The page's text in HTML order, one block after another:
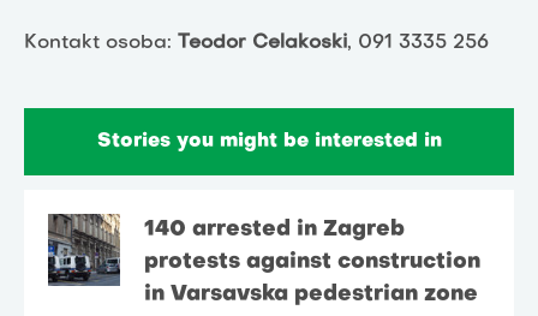
Kontakt osoba: Teodor Celakoski, 091 3335 256
Stories you might be interested in
140 arrested in Zagreb
protests against construction
in Varsavska pedestrian zone